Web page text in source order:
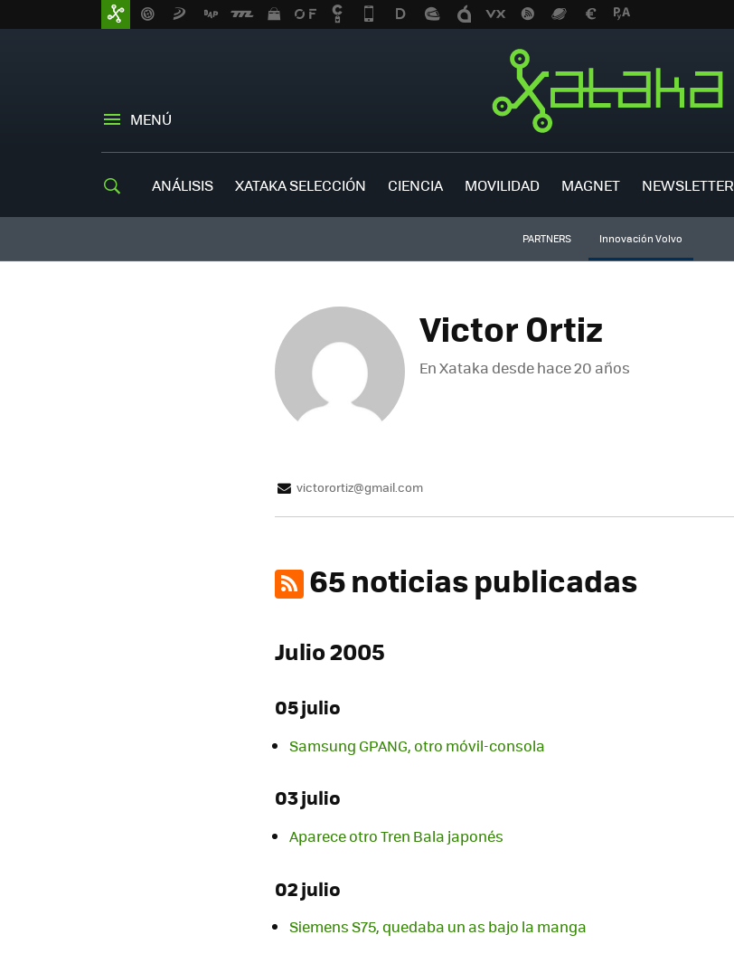
MENÚ
ANÁLISIS XATAKA SELECCIÓN CIENCIA MOVILIDAD MAGNET NEWSLETTER
PARTNERS Innovación Volvo
Victor Ortiz
En Xataka desdehace 20 años
victorortiz@gmail.com
65 noticias publicadas
Julio 2005
05 julio
Samsung GPANG, otro móvil-consola
03 julio
Aparece otro Tren Bala japonés
02 julio
Siemens S75, quedaba un as bajo la manga